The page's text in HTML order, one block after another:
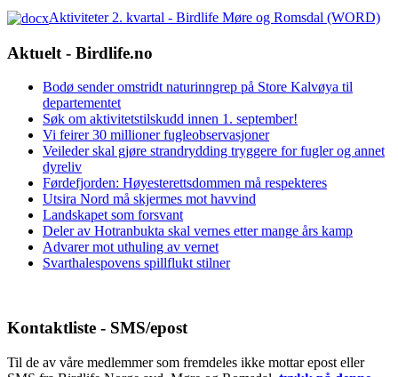
Aktiviteter 2. kvartal - Birdlife Møre og Romsdal (WORD)
Aktuelt - Birdlife.no
Bodø sender omstridt naturinngrep på Store Kalvøya til
departementet
Søk om aktivitetstilskudd innen 1. september!
Vi feirer 30 millioner fugleobservasjoner
Veileder skal gjøre strandrydding tryggere for fugler og annet
dyreliv
Førdefjorden: Høyesterettsdommen må respekteres
Utsira Nord må skjermes mot havvind
Landskapet som forsvant
Deler av Hotranbukta skal vernes etter mange års kamp
Advarer mot uthuling av vernet
Svarthalespovens spillflukt stilner
Kontaktliste - SMS/epost
Til de av våre medlemmer som fremdeles ikke mottar epost eller